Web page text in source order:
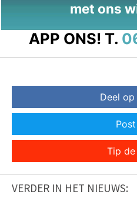
met ons
APP ONS! T.
Deel
Tip
VERDER IN HET NIEUWS: